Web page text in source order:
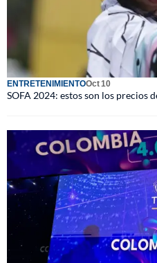
ENTRETENIMIENTOOct 10
SOFA 2024: estos son los precios